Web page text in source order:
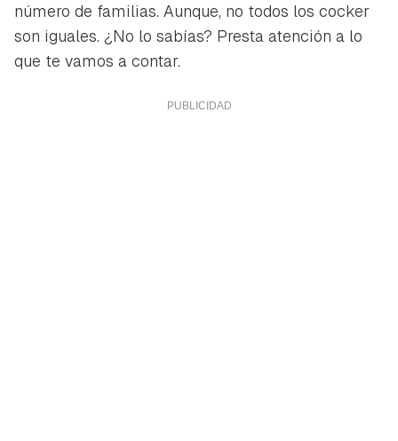
número de familias. Aunque, no todos los cocker
son iguales. ¿No lo sabías? Presta atención a lo
que te vamos a contar.